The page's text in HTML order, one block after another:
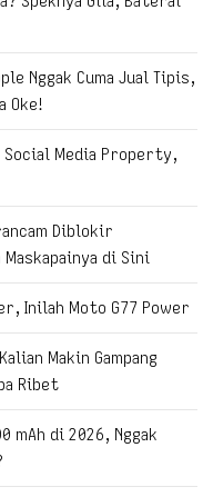
Nggak Cuma Jual Tipis,
Oke!
Media Property,
Diblokir
di Sini
Inilah Moto G77 Power
Makin Gampang
Ribet
mAh di 2026, Nggak